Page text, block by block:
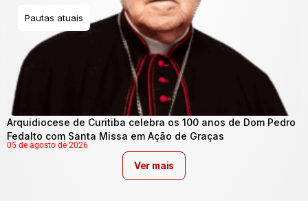
Pautas atuais
Arquidiocese de Curitiba celebra os 100 anos de Dom Pedro
Fedalto com Santa Missa em Ação de Graças
05 de agosto de 2026
Ver mais